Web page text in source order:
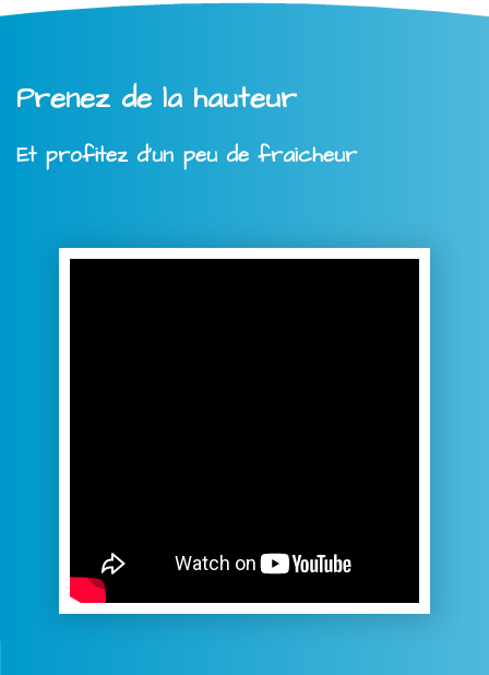
Prenez de la hauteur
Et profitez d'un peu de fraicheur